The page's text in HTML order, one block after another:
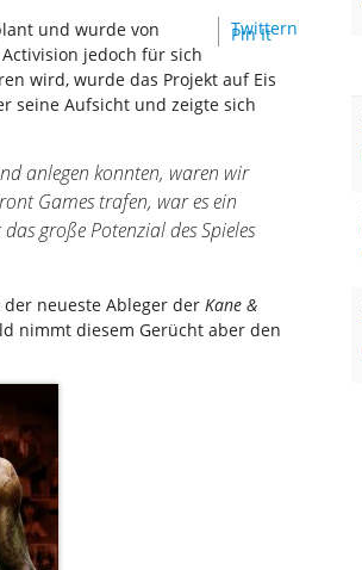
Twittern
Pin It
und wurde von
jedoch für sich
wird, wurde das Projekt auf Eis
seine Aufsicht und zeigte sich
anlegen konnten, waren wir
Games trafen, war es ein
große Potenzial des Spieles
der neueste Ableger der Kane &
nimmt diesem Gerücht aber den